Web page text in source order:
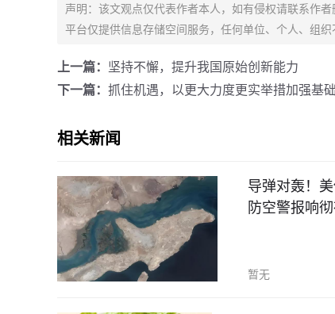
声明：该文观点仅代表作者本人，如有侵权请联系作
平台仅提供信息存储空间服务，任何单位、个人、组
上一篇： 坚持不懈，提升我国原始创新能力
下一篇： 抓住机遇，以更大力度更实举措加强基
相关新闻
导弹对轰！
防空警报响
暂无